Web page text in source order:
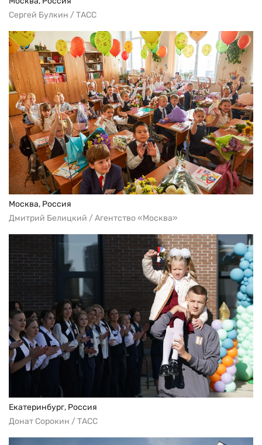
Сергей Булкин / ТАСС
Москва, Россия
Дмитрий Белицкий / Агентство «Москва»
Екатеринбург, Россия
Донат Сорокин / ТАСС